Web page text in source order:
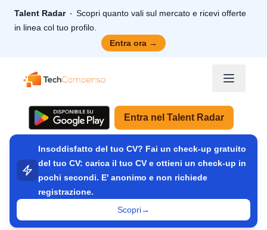
Talent Radar
Scopri quanto vali sul mercato e ricevi offerte
in linea col tuo profilo.
Entra ora →
TechCompenso
Entra nel Talent Radar
Insoddisfatto del tuo CV? Fai un check-up gratuito
del tuo CV: carica il tuo CV e ottieni un check-up in
pochi secondi. E' anonimo e non richiede
registrazione.
Scopri→